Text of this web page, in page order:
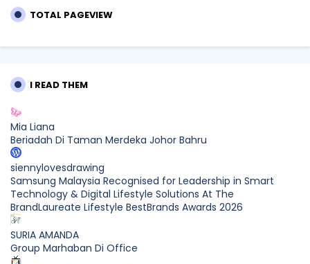
TOTAL PAGEVIEW
I READ THEM
Mia Liana
Beriadah Di Taman Merdeka Johor Bahru
siennylovesdrawing
Samsung Malaysia Recognised for Leadership in Smart
Technology & Digital Lifestyle Solutions At The
BrandLaureate Lifestyle BestBrands Awards 2026
SURIA AMANDA
Group Marhaban Di Office